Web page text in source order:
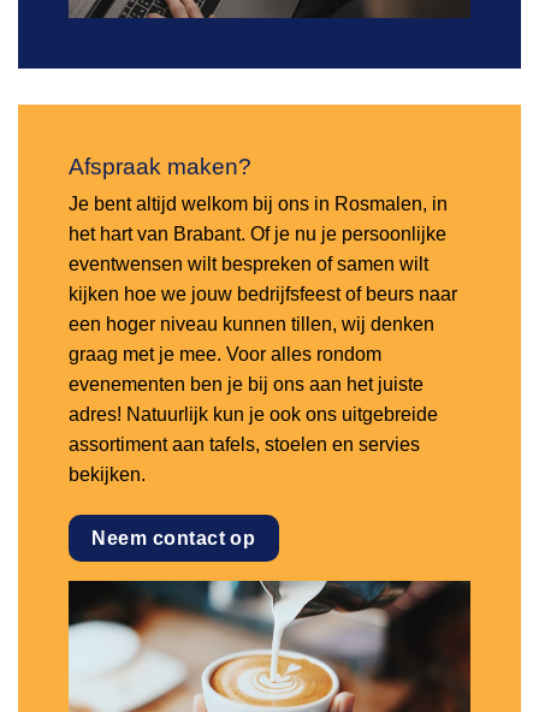
Afspraak maken?
Je bent altijd welkom bij ons in Rosmalen, in
het hart van Brabant. Of je nu je persoonlijke
eventwensen wilt bespreken of samen wilt
kijken hoe we jouw bedrijfsfeest of beurs naar
een hoger niveau kunnen tillen, wij denken
graag met je mee. Voor alles rondom
evenementen ben je bij ons aan het juiste
adres! Natuurlijk kun je ook ons uitgebreide
assortiment aan tafels, stoelen en servies
bekijken.
Neem contact op